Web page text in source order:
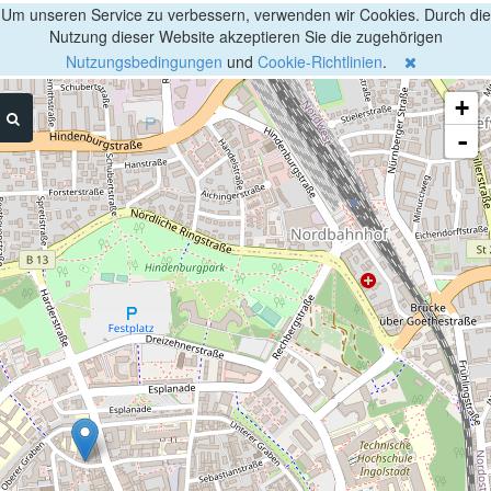
Um unseren Service zu verbessern, verwenden wir Cookies. Durch die
Nutzung dieser Website akzeptieren Sie die zugehörigen
Nutzungsbedingungen und Cookie-Richtlinien.
+
-